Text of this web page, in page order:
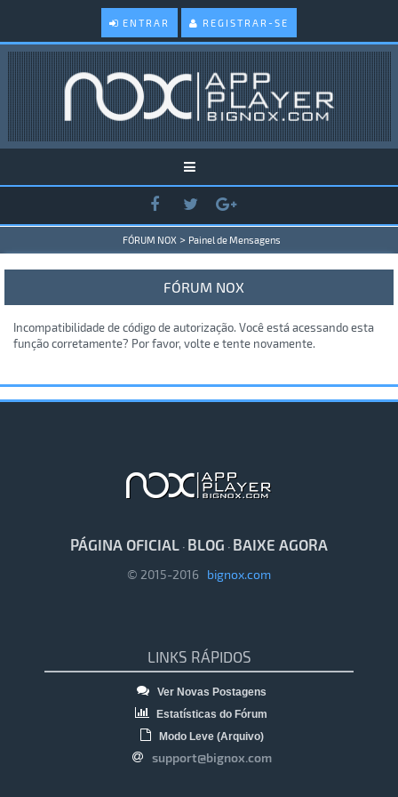
ENTRAR REGISTRAR-SE
FÓRUM NOX > Painel de Mensagens
FÓRUM NOX
Incompatibilidade de código de autorização. Você está acessando esta
função corretamente? Por favor, volte e tente novamente.
PÁGINA OFICIAL · BLOG · BAIXE AGORA
© 2015-2016 bignox.com
LINKS RÁPIDOS
Ver Novas Postagens
Estatísticas do Fórum
Modo Leve (Arquivo)
support@bignox.com